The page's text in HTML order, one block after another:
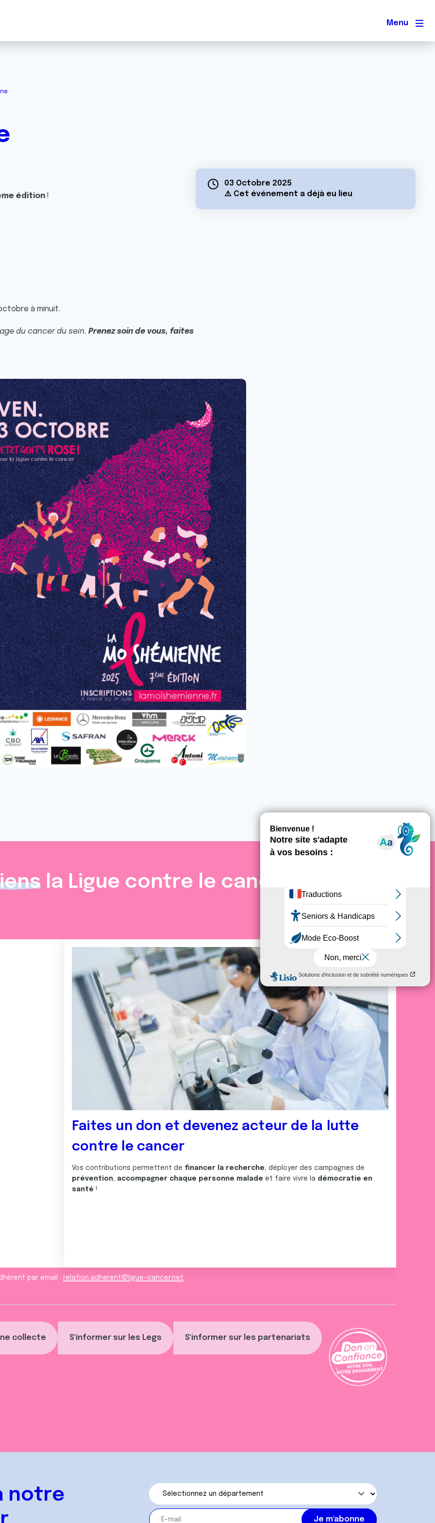
Menu
édition !
à minuit.
du cancer du sein. Prenez soin de vous, faites
03 Octobre 2025
⚠️ Cet événement a déjà eu lieu
la Ligue contre le cancer
collecte S'informer sur les Legs S'informer sur les partenariats
Faites un don et devenez acteur de la lutte
contre le cancer
Vos contributions permettent de financer la recherche, déployer des campagnes de
prévention, accompagner chaque personne malade et faire vivre la démocratie en
santé !
par email : relation.adherent@ligue-cancer.net
notre